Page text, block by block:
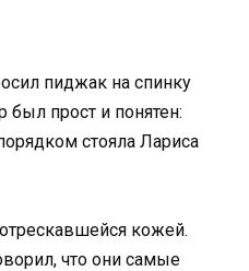
пиджак на спинку
был прост и понятен:
стояла Лариса
кожей.
что они самые